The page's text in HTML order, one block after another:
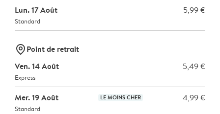
Lun. 17 Août 5,99 €
Standard
marker-pinPoint de retrait
Ven. 14 Août
5,49 €
Express
Mer. 19 Août LE MOINS CHER 4,99 €
Standard